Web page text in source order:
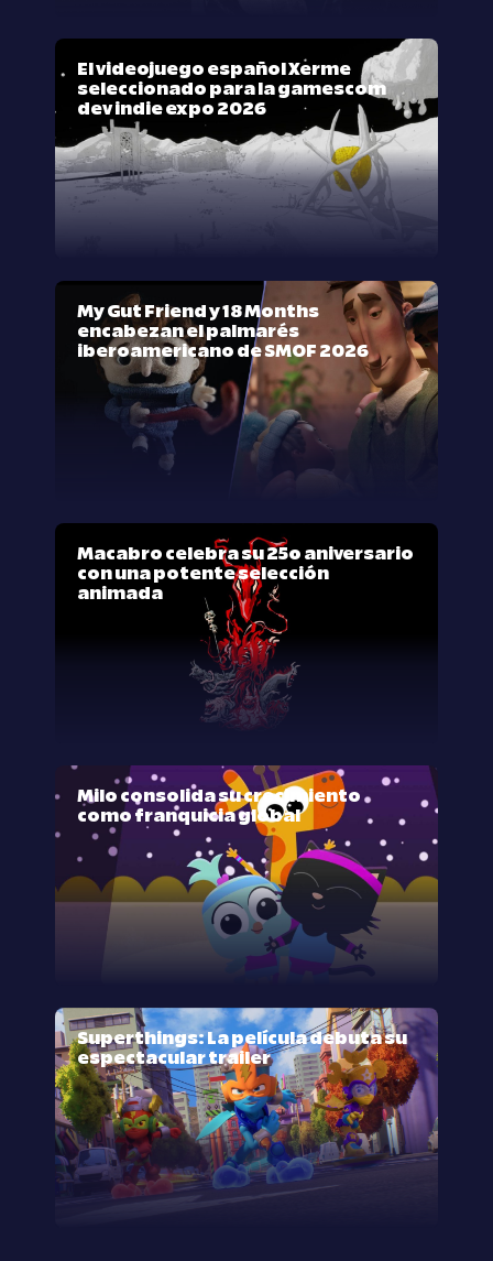
El videojuego español Xerme
seleccionado para la gamescom
dev indie expo 2026
My Gut Friend y 18 Months
encabezan el palmarés
iberoamericano de SMOF 2026
Macabro celebra su 25º aniversario
con una potente selección
animada
Milo consolida su crecimiento
como franquicia global
Superthings: La película debuta su
espectacular trailer